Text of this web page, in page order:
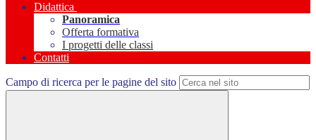
Didattica
Panoramica
Offerta formativa
I progetti delle classi
Contatti
Campo di ricerca per le pagine del sito